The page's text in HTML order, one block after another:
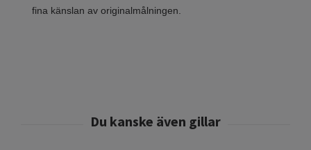
fina känslan av originalmålningen.